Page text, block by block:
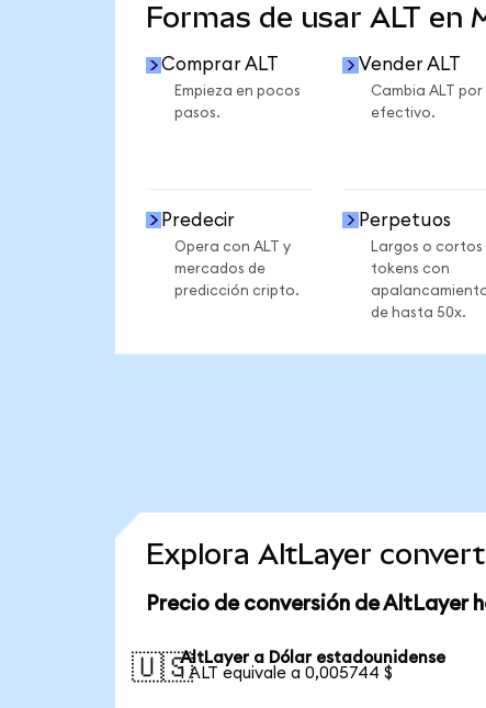
Formas de usar ALT en
Comprar ALT
Empieza en pocos
pasos.
Vender ALT
Cambia ALT por
efectivo.
Predecir
Opera con ALT y
mercados de
predicción cripto.
Perpetuos
Largos o cortos
tokens con
de hasta 50x.
Explora AltLayer
Precio de conversión de AltLayer
🇺🇸AltLayer a Dólar estadounidense
1 ALT equivale a 0,005744 $